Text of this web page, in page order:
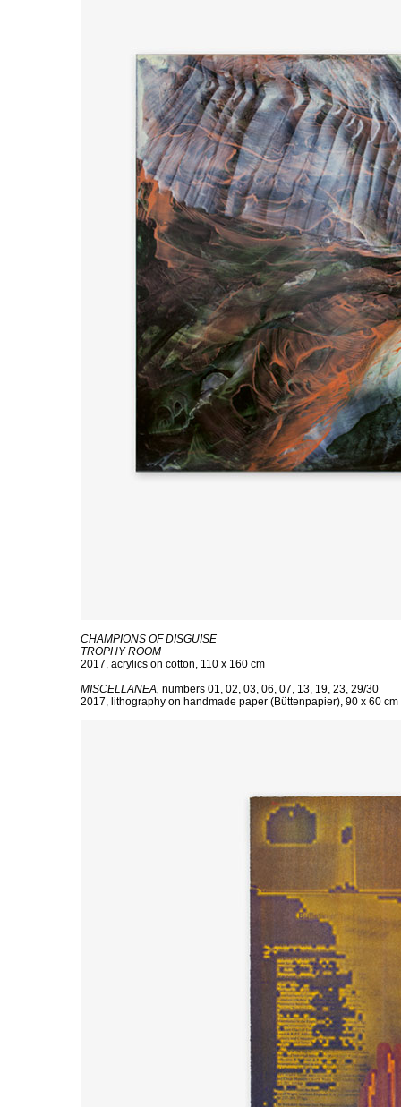
CHAMPIONS OF DISGUISE
TROPHY ROOM
2017, acrylics on cotton, 110 x 160 cm
MISCELLANEA, numbers 01, 02, 03, 06, 07, 13, 19, 23, 29/30
2017, lithography on handmade paper (Büttenpapier), 90 x 60 cm